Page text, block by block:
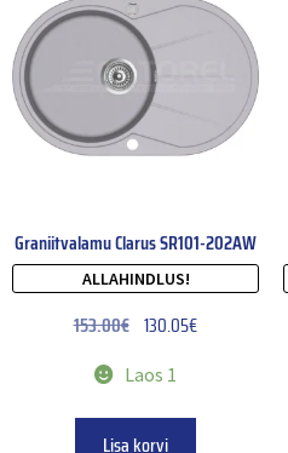
Graniitvalamu Clarus SR101-202AW
ALLAHINDLUS!
153.00€ 130.05€
Laos 1
Lisa korvi